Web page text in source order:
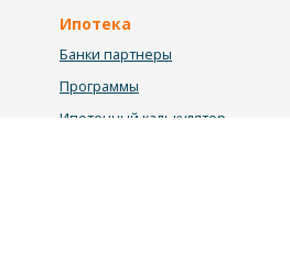
Ипотека
Банки партнеры
Программы
Ипотечный калькулятор